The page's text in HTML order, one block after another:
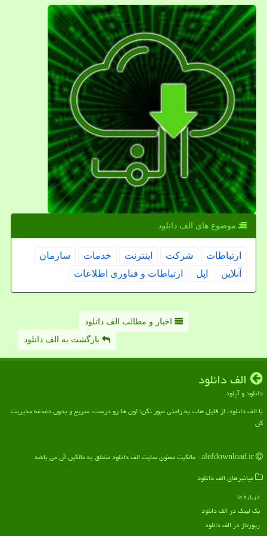
موضوع های الف دانلود
ارتباطات شركت اینترنت خدمات
سازمان
آنلاین
اپل ارتباطات و فناوری اطلاعات
اخبار و مطالب الف دانلود
بازگشت به الف دانلود
الف دانلود
دانلود و آپلود
با الف دانلود، از فایل هات به راحتی عبور نکن؛ اون ها رو درست، سریع و بدون دغدغه مدیریت
کن
میانبرهای الف دانلود
درباره ما
بک لینک در الف دانلود
رپورتاژ در الف دانلود